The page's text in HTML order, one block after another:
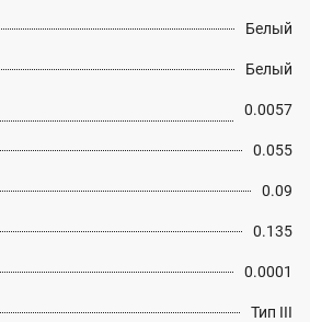
Белый
Белый
0.0057
0.055
0.09
0.135
0.0001
Тип III